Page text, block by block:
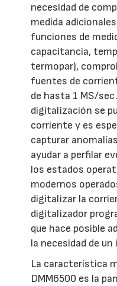
necesidad de
medida
funciones de
capacitancia,
termopar),
fuentes de
de hasta 1 MS/
digitalización se
corriente y es
capturar
ayudar a perfilar
los estados
modernos
digitalizar la
digitalizador
que hace posible
la necesidad de
La característica
DMM6500 es la